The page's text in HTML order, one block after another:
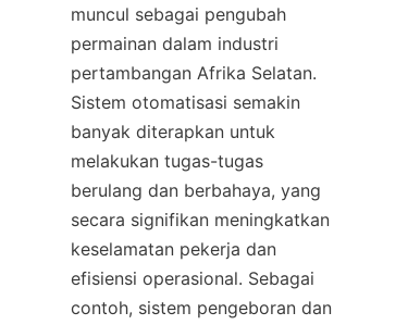
muncul sebagai pengubah
permainan dalam industri
pertambangan Afrika Selatan.
Sistem otomatisasi semakin
banyak diterapkan untuk
melakukan tugas-tugas
berulang dan berbahaya, yang
secara signifikan meningkatkan
keselamatan pekerja dan
efisiensi operasional. Sebagai
contoh, sistem pengeboran dan